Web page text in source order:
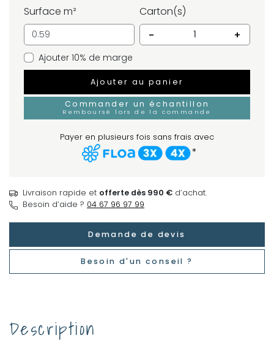
Surface m²
Carton(s)
-
+
Ajouter 10% de marge
Ajouter au panier
Commander un échantillon
Remboursé lors de la commande
Payer en plusieurs fois sans frais avec
*
Livraison rapide et offerte dès 990 € d’achat.
Besoin d’aide ? 04 67 96 97 99
Demande de devis
Besoin d'un conseil ?
Description